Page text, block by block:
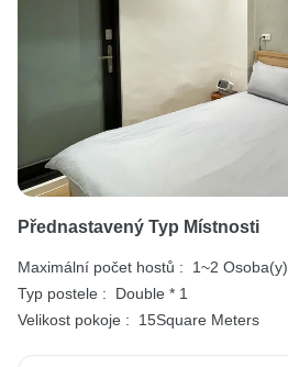
Přednastavený Typ Místnosti
Maximální počet hostů :
1~2 Osoba(y)
Typ postele :
Double * 1
Velikost pokoje :
15Square Meters